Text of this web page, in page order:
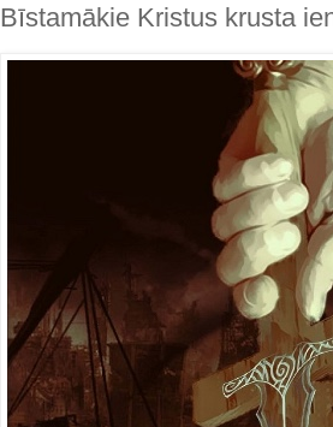
Bīstamākie Kristus krusta